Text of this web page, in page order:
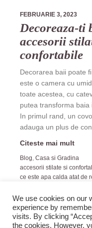
FEBRUARIE 3, 2023
Decoreaza-ti
accesorii
confortabile
Decorarea baii poate
este o camera cu
toate acestea, cu
putea transforma baia
In primul rand, un
adauga un plus de
Citeste mai mult
Blog, Casa si Gradina
accesorii stilate si
ce este apa calda atat de
We use cookies on our
experience by
visits. By clicking
the cookies. However,